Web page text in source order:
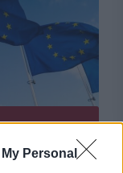
Personal la